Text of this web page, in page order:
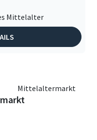
Mittelalter
Mittelaltermarkt